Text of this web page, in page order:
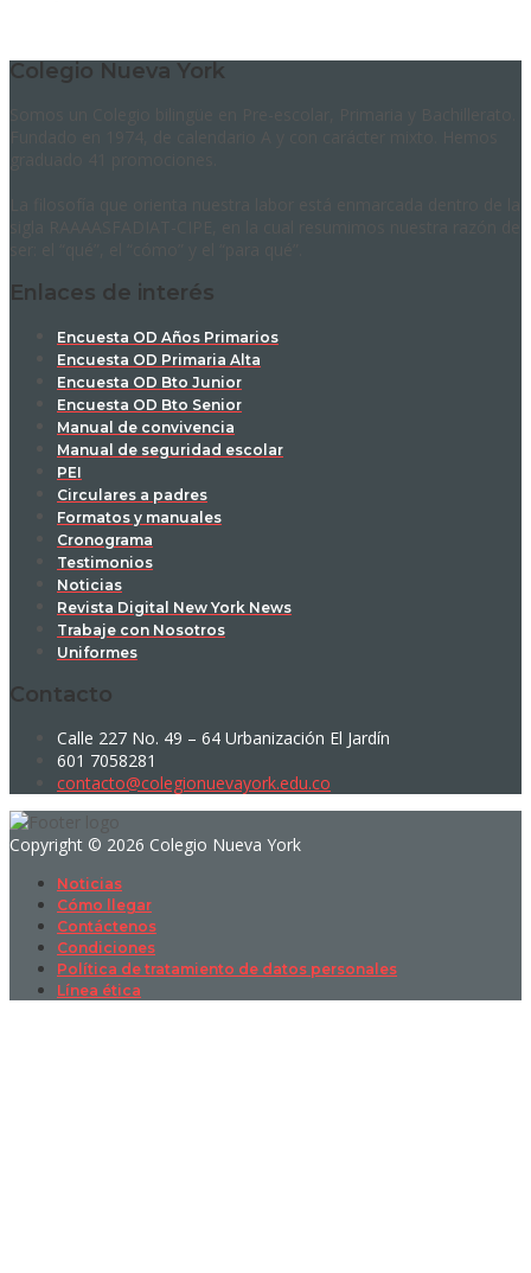
Colegio Nueva York
Enlaces de interés
Encuesta OD Años Primarios
Encuesta OD Primaria Alta
Encuesta OD Bto Junior
Encuesta OD Bto Senior
Manual de convivencia
Manual de seguridad escolar
PEI
Circulares a padres
Formatos y manuales
Cronograma
Testimonios
Noticias
Revista Digital New York News
Trabaje con Nosotros
Uniformes
Contacto
Calle 227 No. 49 – 64 Urbanización El Jardín
601 7058281
contacto@colegionuevayork.edu.co
Copyright © 2026 Colegio Nueva York
Noticias
Cómo llegar
Contáctenos
Condiciones
Política de tratamiento de datos personales
Línea ética